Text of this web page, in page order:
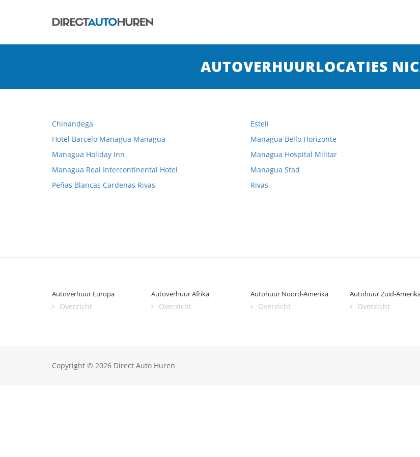
AUTOVERHUURLOCATIES
Chinandega Esteli
Hotel Barcelo Managua Managua
Managua Bello Horizonte
Managua Holiday Inn
Managua Hospital Militar
Managua Real Intercontinental Hotel
Managua Stad
Peñas Blancas Cardenas Rivas
Rivas
Autoverhuur Europa
Overzicht
Autoverhuur Afrika
Overzicht
Autohuur Noord-Amerika
Overzicht
Autohuur Zuid-
Overzicht
Copyright © 2026 Direct Auto Huren